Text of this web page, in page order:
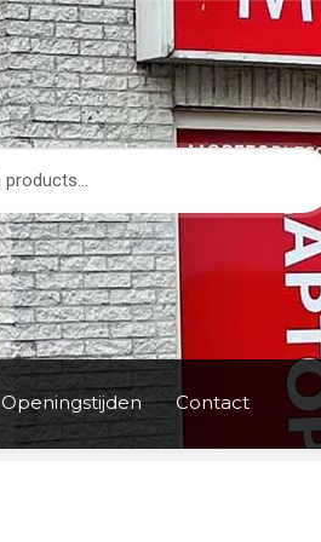
Openingstijden Contact